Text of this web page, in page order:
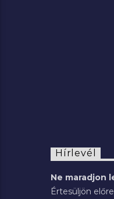
Hírlevél
Ne maradjon
Értesüljön